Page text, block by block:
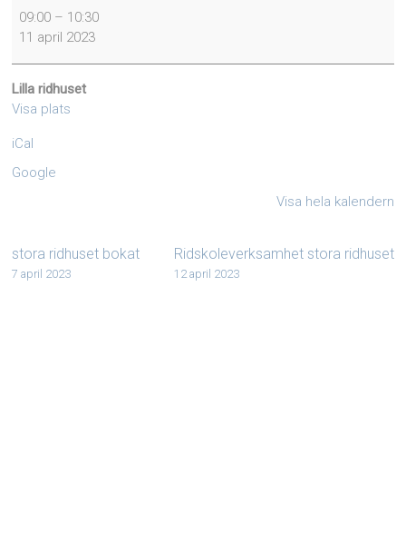
Ridskoleverksamhet
illa
ridhuset
09:00 – 10:30
11 april 2023
Lilla ridhuset
Visa plats
iCal
Google
Visa hela kalendern
stora ridhuset bokat
7 april 2023
Ridskoleverksamhet stora ridhuset
12 april 2023